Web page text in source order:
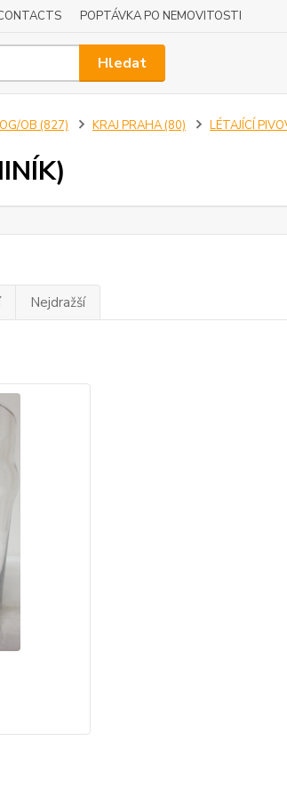
POPTÁVKA PO NEMOVITOSTI
Hledat
OB (827) KRAJ PRAHA (80) LÉTAJÍCÍ
Nejdražší